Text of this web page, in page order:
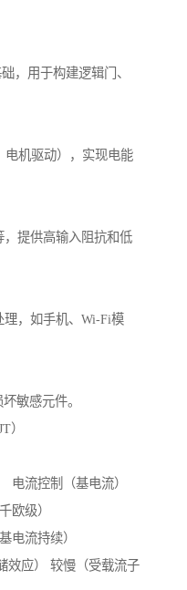
，用于构建逻辑门、
电机驱动），实现电能
提供高输入阻抗和低
，如手机、Wi-Fi模
敏感元件。
）
电流控制（基电流）
欧级）
电流持续）
效应） 较慢（受载流子